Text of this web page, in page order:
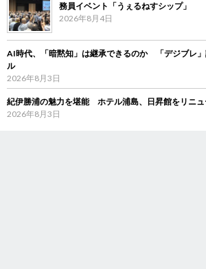
務員イベント「うぇるねすシップ」
2026年8月4日
AI時代、「暗黙知」は継承できるのか 「デジブレ
ル
2026年8月3日
紀伊勝浦の魅力を堪能 ホテル浦島、日昇館をリニュ
2026年8月3日